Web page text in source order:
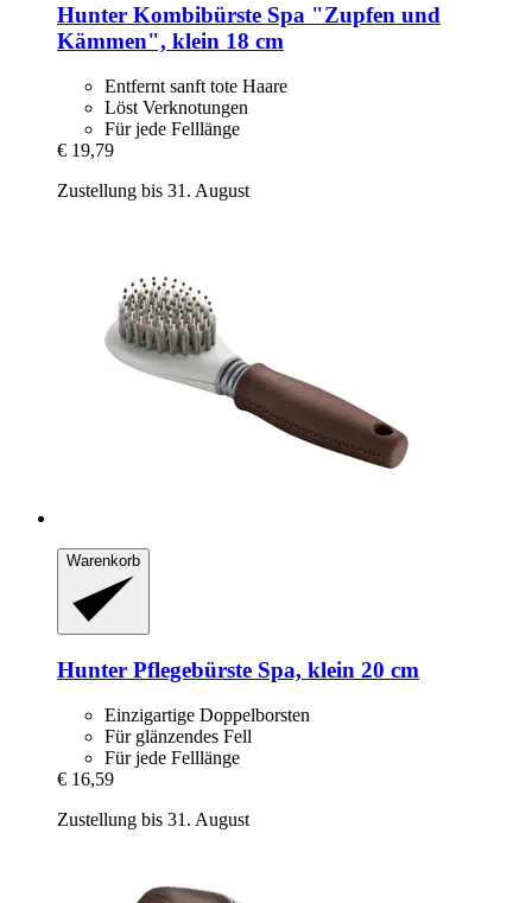
Hunter Kombibürste Spa "Zupfen und
Kämmen", klein 18 cm
Entfernt sanft tote Haare
Löst Verknotungen
Für jede Felllänge
€ 19,79
Zustellung bis 31. August
Warenkorb
Hunter Pflegebürste Spa, klein 20 cm
Einzigartige Doppelborsten
Für glänzendes Fell
Für jede Felllänge
€ 16,59
Zustellung bis 31. August